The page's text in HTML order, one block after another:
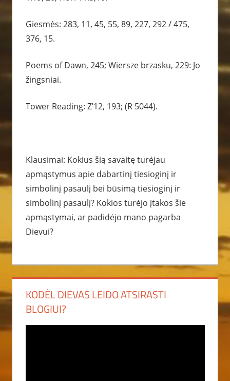
Giesmės: 283, 11, 45, 55, 89, 227, 292 / 475,
376, 15.
Poems of Dawn, 245; Wiersze brzasku, 229: Jo
žingsniai.
Tower Reading: Z’12, 193; (R 5044).
Klausimai: Kokius šią savaitę turėjau
apmąstymus apie dabartinį tiesioginį ir
simbolinį pasaulį bei būsimą tiesioginį ir
simbolinį pasaulį? Kokios turėjo įtakos šie
apmąstymai, ar padidėjo mano pagarba
Dievui?
KODĖL DIEVAS LEIDO ATSIRASTI
BLOGIUI?